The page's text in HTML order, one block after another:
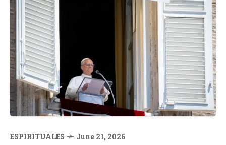
ESPIRITUALES June 21, 2026